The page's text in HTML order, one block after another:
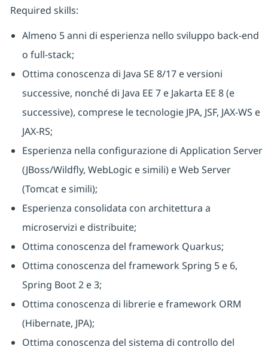
Required skills:
Almeno 5 anni di esperienza nello sviluppo back-end
o full-stack;
Ottima conoscenza di Java SE 8/17 e versioni
successive, nonché di Java EE 7 e Jakarta EE 8 (e
successive), comprese le tecnologie JPA, JSF, JAX-WS e
JAX-RS;
Esperienza nella configurazione di Application Server
(JBoss/Wildfly, WebLogic e simili) e Web Server
(Tomcat e simili);
Esperienza consolidata con architettura a
microservizi e distribuite;
Ottima conoscenza del framework Quarkus;
Ottima conoscenza del framework Spring 5 e 6,
Spring Boot 2 e 3;
Ottima conoscenza di librerie e framework ORM
(Hibernate, JPA);
Ottima conoscenza del sistema di controllo del